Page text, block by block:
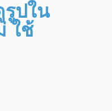
ปใน
ใช้